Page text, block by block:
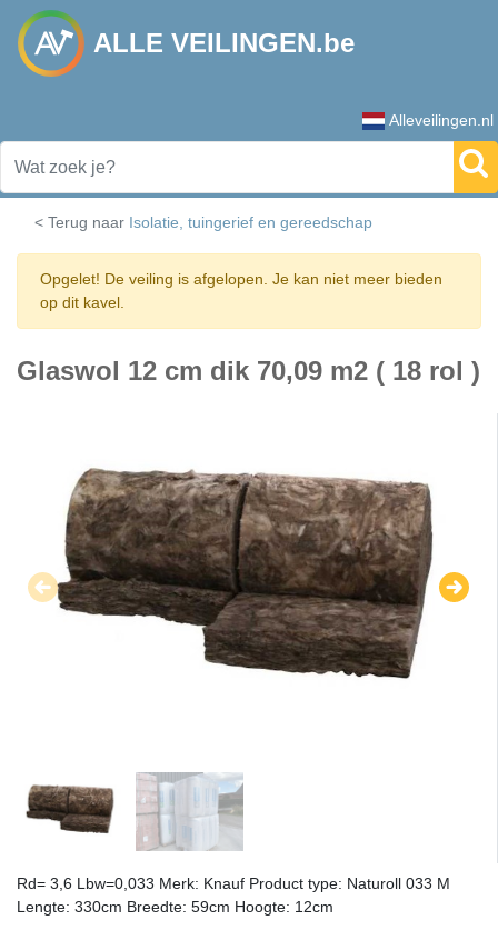
ALLE VEILINGEN.be
Alleveilingen.nl
< Terug naar Isolatie, tuingerief en gereedschap
Opgelet! De veiling is afgelopen. Je kan niet meer bieden
op dit kavel.
Glaswol 12 cm dik 70,09 m2 ( 18 rol )
Rd= 3,6 Lbw=0,033 Merk: Knauf Product type: Naturoll 033 M
Lengte: 330cm Breedte: 59cm Hoogte: 12cm